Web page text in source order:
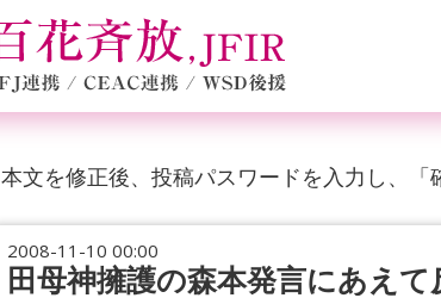
本文を修正後、投稿パスワードを入力し、「
2008-11-10 00:00
田母神擁護の森本発言にあえて